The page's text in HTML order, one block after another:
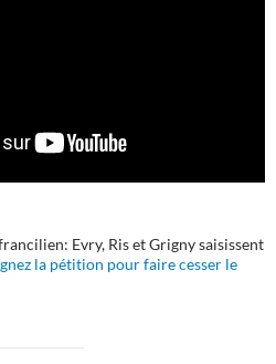
Evry, Ris et Grigny saisissent
la pétition pour faire cesser le